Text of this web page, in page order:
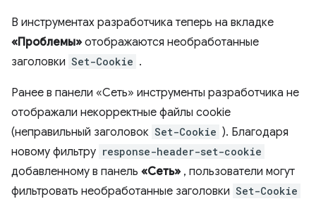
В инструментах разработчика теперь на вкладке
«Проблемы» отображаются необработанные
заголовки Set-Cookie .
Ранее в панели «Сеть» инструменты разработчика не
отображали некорректные файлы cookie
(неправильный заголовок Set-Cookie ). Благодаря
новому фильтру response-header-set-cookie
добавленному в панель «Сеть» , пользователи могут
фильтровать необработанные заголовки Set-Cookie